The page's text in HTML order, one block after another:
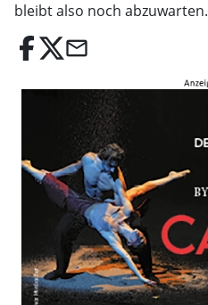
bleibt also noch abzuwarten.
email